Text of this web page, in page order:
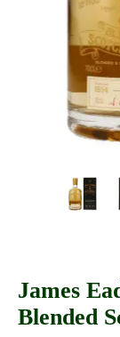
James
Blended